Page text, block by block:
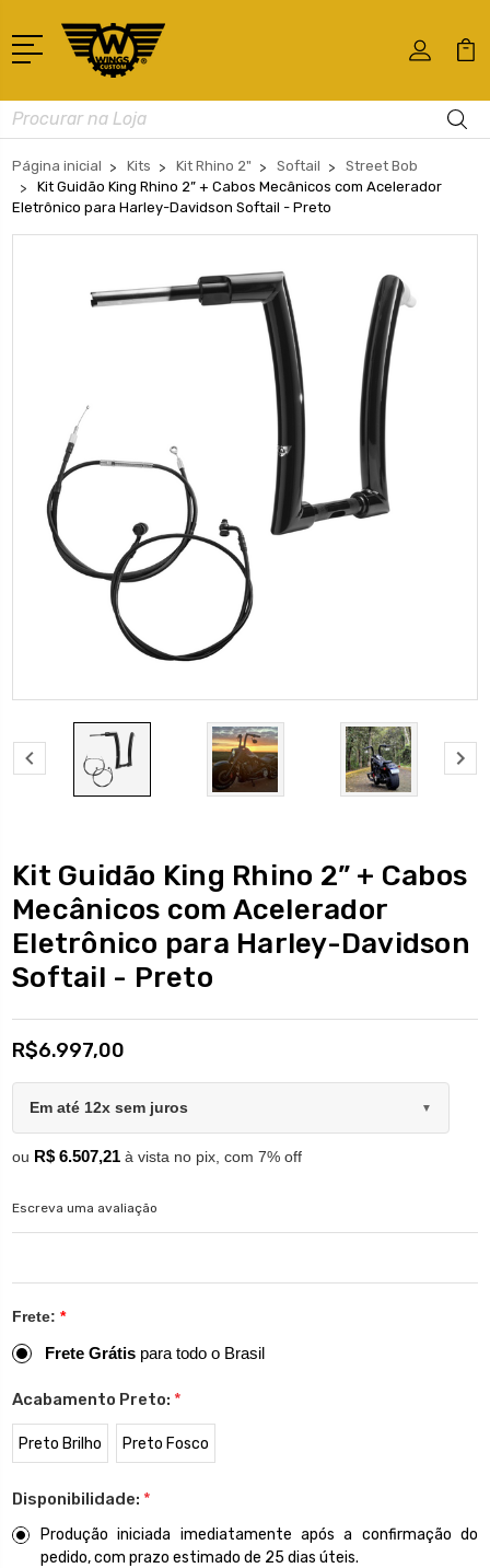
Busca
Página inicial Kits Kit Rhino 2" Softail
Street Bob
Kit Guidão King Rhino 2” + Cabos Mecânicos com Acelerador
Eletrônico para Harley-Davidson Softail - Preto
Kit Guidão King Rhino 2” + Cabos
Mecânicos com Acelerador
Eletrônico para Harley-Davidson
Softail - Preto
R$6.997,00
Em até 12x sem juros ▼
ou R$ 6.507,21 à vista no pix, com 7% off
Escreva uma avaliação
Frete: *
Frete Grátis para todo o Brasil
Acabamento Preto: *
Preto Brilho Preto Fosco
Disponibilidade: *
Produção iniciada imediatamente após a confirmação do
pedido, com prazo estimado de 25 dias úteis.